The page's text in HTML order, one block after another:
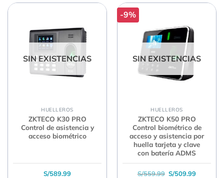
SIN EXISTENCIAS
HUELLEROS
ZKTECO K30 PRO
Control de asistencia y
acceso biométrico
S/589.99
-9%
SIN EXISTENCIAS
HUELLEROS
ZKTECO K50 PRO
Control biométrico de
acceso y asistencia por
huella tarjeta y clave
con batería ADMS
S/559.99 El precio original
S/509.99El